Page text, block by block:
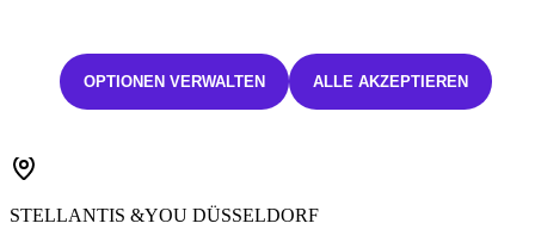
18 kWh/100km
334 Km
0 g/Km
STELLANTIS &YOU DÜSSELDORF
OPTIONEN VERWALTEN ALLE AKZEPTIEREN